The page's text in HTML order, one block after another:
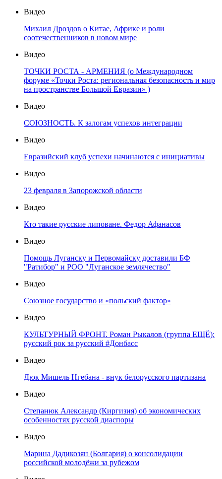
Видео
Михаил Дроздов о Китае, Африке и роли
соотечественников в новом мире
Видео
ТОЧКИ РОСТА - АРМЕНИЯ (о Международном
форуме «Точки Роста: региональная безопасность и мир
на пространстве Большой Евразии» )
Видео
СОЮЗНОСТЬ. К залогам успехов интеграции
Видео
Евразийский клуб успехи начинаются с инициативы
Видео
23 февраля в Запорожской области
Видео
Кто такие русские липоване. Федор Афанасов
Видео
Помощь Луганску и Первомайску доставили БФ
"Ратибор" и РОО "Луганское землячество"
Видео
Союзное государство и «польский фактор»
Видео
КУЛЬТУРНЫЙ ФРОНТ. Роман Рыкалов (группа ЕЩЁ):
русский рок за русский #Донбасс
Видео
Дюк Мишель Нгебана - внук белорусского партизана
Видео
Степанюк Александр (Киргизия) об экономических
особенностях русской диаспоры
Видео
Марина Дадикозян (Болгария) о консолидации
российской молодёжи за рубежом